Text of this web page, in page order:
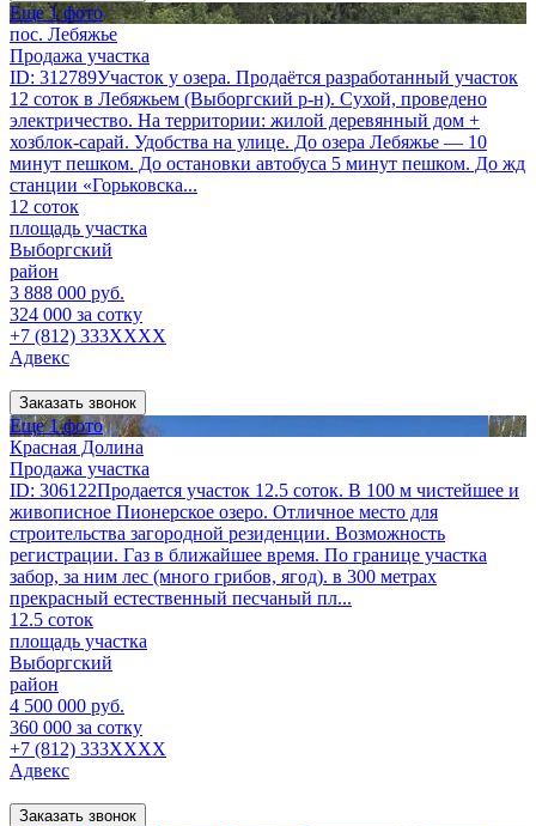
Еще 1 фото
пос. Лебяжье
Продажа участка
ID: 312789Участок у озера. Продаётся разработанный участок
12 соток в Лебяжьем (Выборгский р-н). Сухой, проведено
электричество. На территории: жилой деревянный дом +
хозблок-сарай. Удобства на улице. До озера Лебяжье — 10
минут пешком. До остановки автобуса 5 минут пешком. До жд
станции «Горьковска...
12 соток
площадь участка
Выборгский
район
3 888 000 руб.
324 000 за сотку
+7 (812) 333XXXX
Адвекс
Заказать звонок
Еще 1 фото
Красная Долина
Продажа участка
ID: 306122Продается участок 12.5 соток. В 100 м чистейшее и
живописное Пионерское озеро. Отличное место для
строительства загородной резиденции. Возможность
регистрации. Газ в ближайшее время. По границе участка
забор, за ним лес (много грибов, ягод). в 300 метрах
прекрасный естественный песчаный пл...
12.5 соток
площадь участка
Выборгский
район
4 500 000 руб.
360 000 за сотку
+7 (812) 333XXXX
Адвекс
Заказать звонок